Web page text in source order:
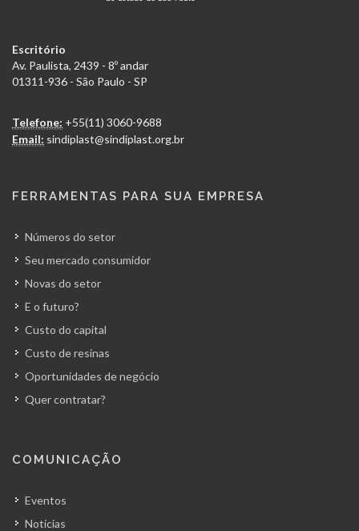
Escritório
Av. Paulista, 2439 - 8º andar
01311-936 - São Paulo - SP
Telefone: +55(11) 3060-9688
Email: sindiplast@sindiplast.org.br
FERRAMENTAS PARA SUA EMPRESA
Números do setor
Seu mercado consumidor
Novas do setor
E o futuro?
Custo do capital
Custo de resinas
Oportunidades de negócio
Quer contratar?
COMUNICAÇÃO
Eventos
Notícias